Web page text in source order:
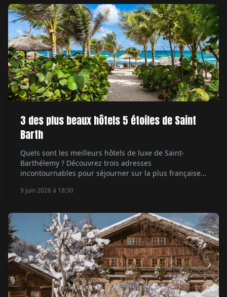
3 des plus beaux hôtels 5 étoiles de Saint
Barth
Quels sont les meilleurs hôtels de luxe de Saint-
Barthélemy ? Découvrez trois adresses
incontournables pour séjourner sur la plus française
9 juin 2026 à 18:30